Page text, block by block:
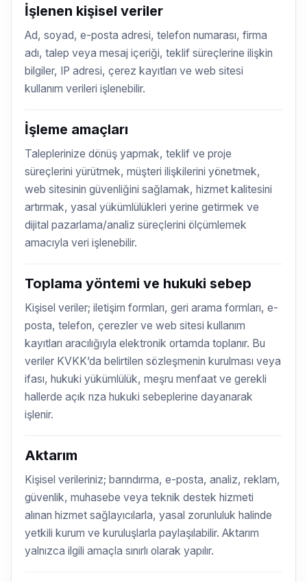
İşlenen kişisel veriler
Ad, soyad, e-posta adresi, telefon numarası, firma
adı, talep veya mesaj içeriği, teklif süreçlerine ilişkin
bilgiler, IP adresi, çerez kayıtları ve web sitesi
kullanım verileri işlenebilir.
İşleme amaçları
Taleplerinize dönüş yapmak, teklif ve proje
süreçlerini yürütmek, müşteri ilişkilerini yönetmek,
web sitesinin güvenliğini sağlamak, hizmet kalitesini
artırmak, yasal yükümlülükleri yerine getirmek ve
dijital pazarlama/analiz süreçlerini ölçümlemek
amacıyla veri işlenebilir.
Toplama yöntemi ve hukuki sebep
Kişisel veriler; iletişim formları, geri arama formları, e-
posta, telefon, çerezler ve web sitesi kullanım
kayıtları aracılığıyla elektronik ortamda toplanır. Bu
veriler KVKK’da belirtilen sözleşmenin kurulması veya
ifası, hukuki yükümlülük, meşru menfaat ve gerekli
hallerde açık rıza hukuki sebeplerine dayanarak
işlenir.
Aktarım
Kişisel verileriniz; barındırma, e-posta, analiz, reklam,
güvenlik, muhasebe veya teknik destek hizmeti
alınan hizmet sağlayıcılarla, yasal zorunluluk halinde
yetkili kurum ve kuruluşlarla paylaşılabilir. Aktarım
yalnızca ilgili amaçla sınırlı olarak yapılır.